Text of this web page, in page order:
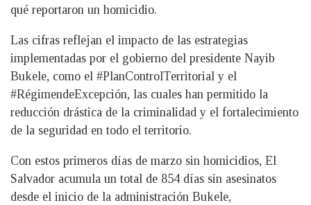
qué reportaron un homicidio.
Las cifras reflejan el impacto de las estrategias
implementadas por el gobierno del presidente Nayib
Bukele, como el #PlanControlTerritorial y el
#RégimendeExcepción, las cuales han permitido la
reducción drástica de la criminalidad y el fortalecimiento
de la seguridad en todo el territorio.
Con estos primeros días de marzo sin homicidios, El
Salvador acumula un total de 854 días sin asesinatos
desde el inicio de la administración Bukele,